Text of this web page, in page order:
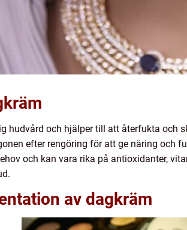
hudvård och hjälper till att återfukta och
efter rengöring för att ge näring och
och kan vara rika på antioxidanter,
av dagkräm